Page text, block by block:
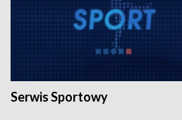
Serwis Sportowy